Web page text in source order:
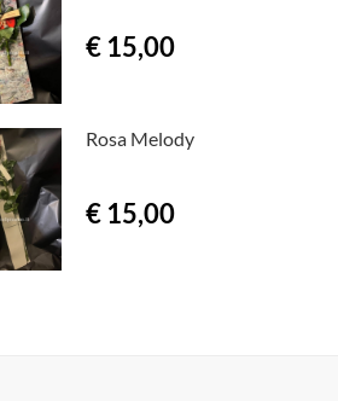
€ 15,00
Rosa Melody
€ 15,00